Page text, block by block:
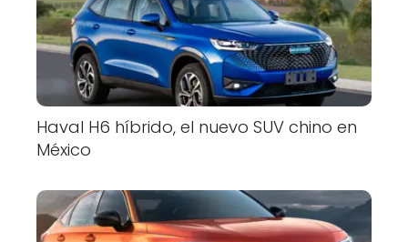
Haval H6 híbrido, el nuevo SUV chino en
México